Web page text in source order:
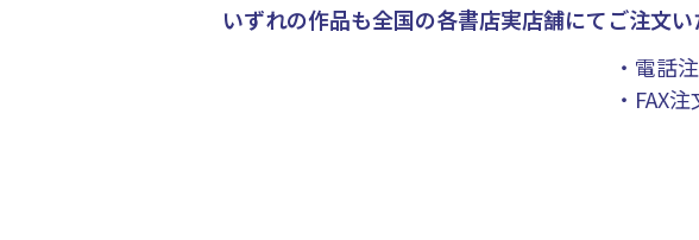
いずれの作品も全国の各書店実店舗にてご注文
・電話
・FAX注